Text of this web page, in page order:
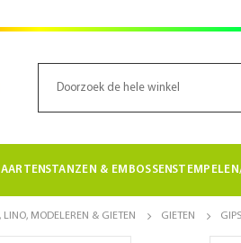
STANZEN & EMBOSSEN
LINO, MODELEREN & GIETEN GIETEN GIPS